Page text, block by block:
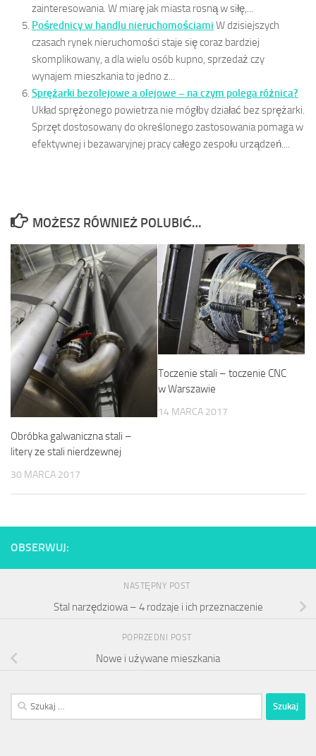
zainteresowania. W miarę jak miasta rosną w siłę,...
Pośrednicy w handlu nieruchomościami W dzisiejszych
czasach rynek nieruchomości staje się coraz bardziej
skomplikowany, a dla wielu osób kupno, sprzedaż czy
wynajem mieszkania to jedno z...
Sprężarki bezolejowe a olejowe – na czym polega różnica?
Układ sprężonego powietrza nie mógłby działać bez sprężarki.
Sprzęt dostosowany do określonego zastosowania pomaga w
efektywnej i bezawaryjnej pracy całego zespołu urządzeń....
MOŻESZ RÓWNIEŻ POLUBIĆ…
Obróbka galwaniczna stali –
litery ze stali nierdzewnej
30 MARCA 2017
Toczenie stali – toczenie CNC
w Warszawie
14 MARCA 2017
OBSERWUJ:
NASTĘPNY POST
Stal narzędziowa – 4 rodzaje i ich przeznaczenie
POPRZEDNI POST
Nowe i używane mieszkania
Szukaj: